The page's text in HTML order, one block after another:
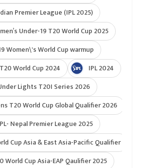
Premier League (IPL 2025)
Under-19 T20 World Cup 2025
Women\'s World Cup warmup
World Cup 2024
IPL 2024
Lights T20I Series 2026
T20 World Cup Global Qualifier 2026
Nepal Premier League 2025
Cup Asia & East Asia-Pacific Qualifier
World Cup Asia-EAP Qaulifier 2025